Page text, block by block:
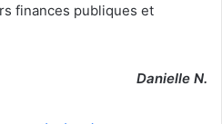
finances publiques et
Danielle N.